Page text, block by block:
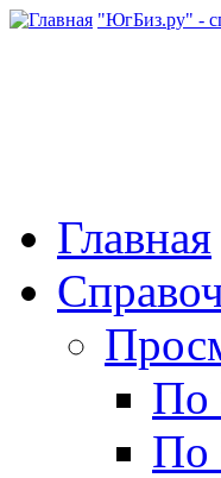
"ЮгБиз.ру" -
Главная
По
По